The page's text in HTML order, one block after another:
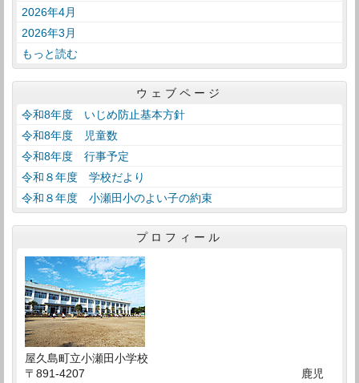
2026年4月
2026年3月
もっと読む
ウェブページ
令和8年度 いじめ防止基本方針
令和8年度 児童数
令和8年度 行事予定
令和８年度 学校だより
令和８年度 小瀬田小のよい子の約束
プロフィール
屋久島町立小瀬田小学校
〒891-4207 鹿児